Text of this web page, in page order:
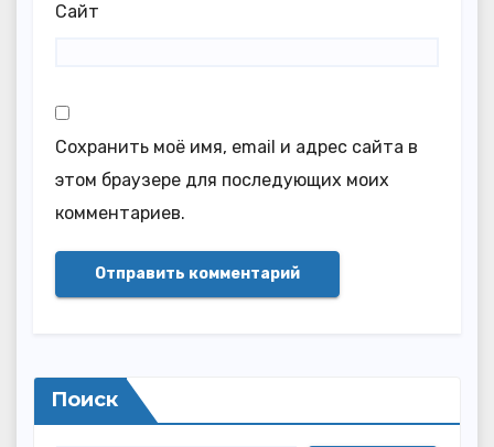
Сайт
Сохранить моё имя, email и адрес сайта в
этом браузере для последующих моих
комментариев.
Поиск